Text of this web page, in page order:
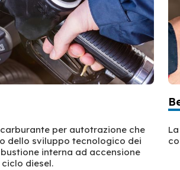
per autotrazione che
dello sviluppo tecnologico dei
interna ad accensione
diesel.